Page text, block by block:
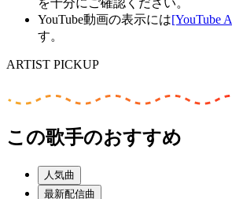
を十分にご確認ください。
YouTube動画の表示には[YouTube
す。
ARTIST PICKUP
この歌手のおすすめ
人気曲
最新配信曲